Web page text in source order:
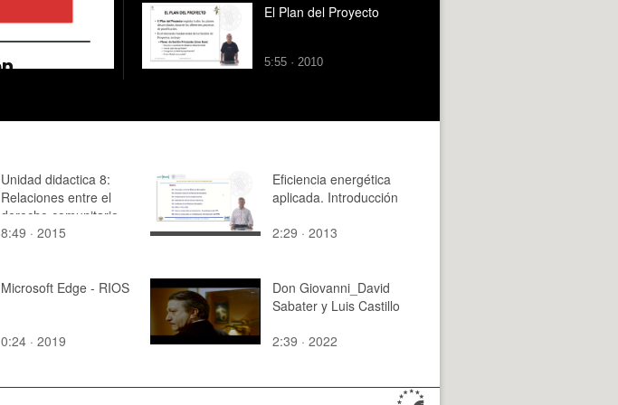
LIMITES CON EL
El Plan del Proyecto
5:55 · 2010
Unidad didactica 8:
Relaciones entre el
derecho comunitario
europeo y el derecho
8:49 · 2015
Eficiencia energética
aplicada. Introducción
2:29 · 2013
Microsoft Edge - RIOS
0:24 · 2019
Don Giovanni_David
Sabater y Luis Castillo
2:39 · 2022